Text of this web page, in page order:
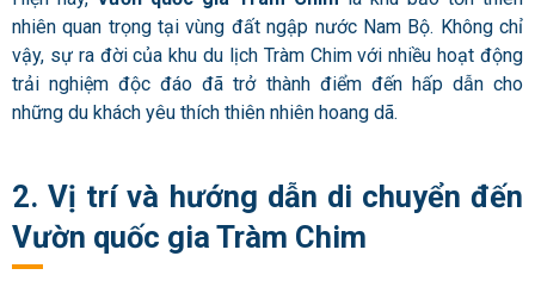
nhiên quan trọng tại vùng đất ngập nước Nam Bộ. Không chỉ
vậy, sự ra đời của khu du lịch Tràm Chim với nhiều hoạt động
trải nghiệm độc đáo đã trở thành điểm đến hấp dẫn cho
những du khách yêu thích thiên nhiên hoang dã.
2. Vị trí và hướng dẫn di chuyển đến
Vườn quốc gia Tràm Chim